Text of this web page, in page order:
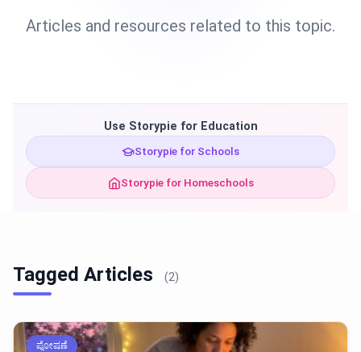
Articles and resources related to this topic.
Use Storypie for Education
Storypie for Schools
Storypie for Homeschools
Tagged Articles (2)
ಪೋಷಣೆ